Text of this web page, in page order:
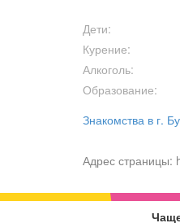
Дети:
Курение:
Алкоголь:
Образование:
Знакомства в г.
Адрес страницы: